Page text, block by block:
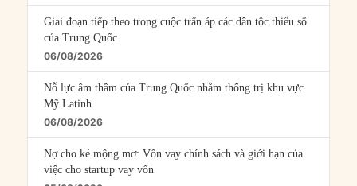
Giai đoạn tiếp theo trong cuộc trấn áp các dân tộc thiểu số
của Trung Quốc
06/08/2026
Nỗ lực âm thầm của Trung Quốc nhằm thống trị khu vực
Mỹ Latinh
06/08/2026
Nợ cho kẻ mộng mơ: Vốn vay chính sách và giới hạn của
việc cho startup vay vốn